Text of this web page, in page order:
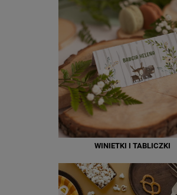
WINIETKI I TABLICZKI